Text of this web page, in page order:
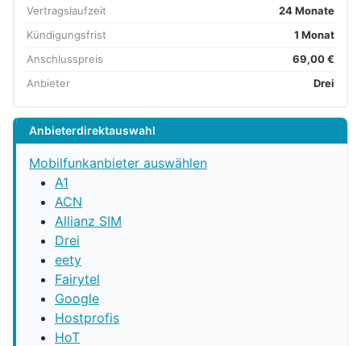
Vertragslaufzeit
24 Monate
Kündigungsfrist
1 Monat
Anschlusspreis
69,00 €
Anbieter
Drei
Anbieterdirektauswahl
Mobilfunkanbieter auswählen
A1
ACN
Allianz SIM
Drei
eety
Fairytel
Google
Hostprofis
HoT